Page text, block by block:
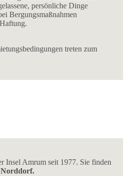
persönliche Dinge
Bergungsmaßnahmen
treten zum
Insel Amrum seit 1977. Sie finden